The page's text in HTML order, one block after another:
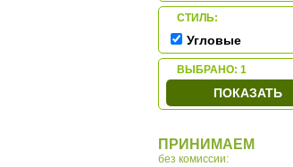
СТИЛЬ:
Угловые
ВЫБРАНО: 1
ПОКАЗАТЬ
ПРИНИМАЕМ
без комиссии: